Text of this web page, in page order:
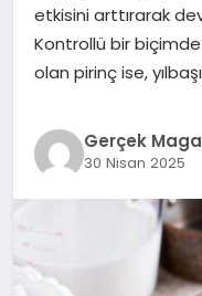
EKONOMI
etkisini arttırarak
Kontrollü bir
olan pirinç ise,
Gerçek
30 Nisan 2025